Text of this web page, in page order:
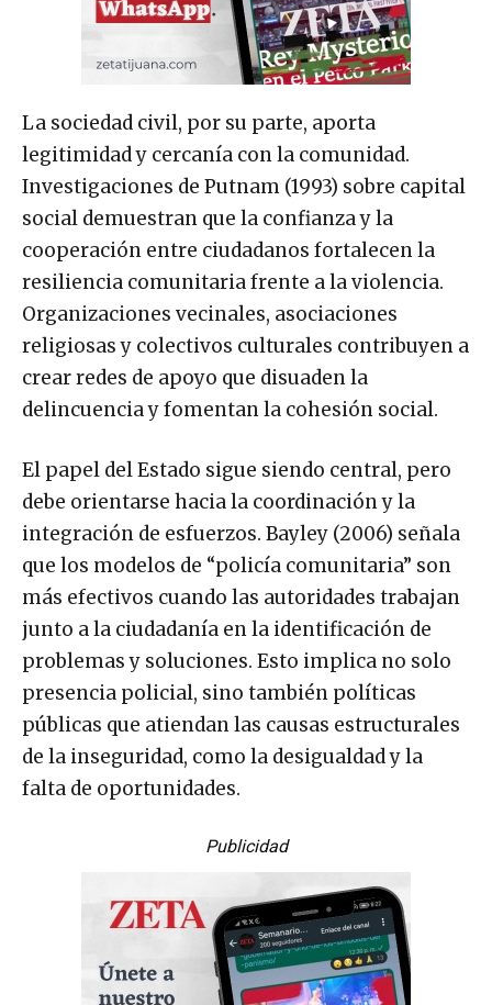
La sociedad civil, por su parte, aporta
legitimidad y cercanía con la comunidad.
Investigaciones de Putnam (1993) sobre capital
social demuestran que la confianza y la
cooperación entre ciudadanos fortalecen la
resiliencia comunitaria frente a la violencia.
Organizaciones vecinales, asociaciones
religiosas y colectivos culturales contribuyen a
crear redes de apoyo que disuaden la
delincuencia y fomentan la cohesión social.
El papel del Estado sigue siendo central, pero
debe orientarse hacia la coordinación y la
integración de esfuerzos. Bayley (2006) señala
que los modelos de “policía comunitaria” son
más efectivos cuando las autoridades trabajan
junto a la ciudadanía en la identificación de
problemas y soluciones. Esto implica no solo
presencia policial, sino también políticas
públicas que atiendan las causas estructurales
de la inseguridad, como la desigualdad y la
falta de oportunidades.
Publicidad